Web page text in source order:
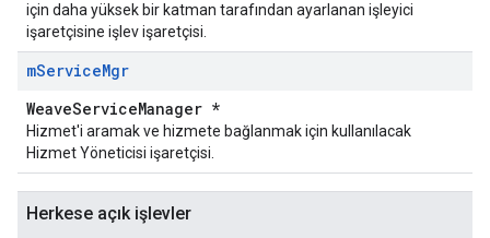
için daha yüksek bir katman tarafından ayarlanan işleyici
işaretçisine işlev işaretçisi.
mServiceMgr
WeaveServiceManager *
Hizmet'i aramak ve hizmete bağlanmak için kullanılacak
Hizmet Yöneticisi işaretçisi.
Herkese açık işlevler